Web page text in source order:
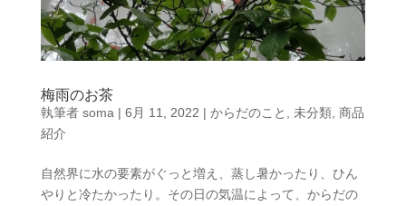
梅雨のお茶
執筆者 soma | 6月 11, 2022 | からだのこと 未分類, 商品
紹介
自然界に水の要素がぐっと増え、蒸し暑かったり、ひん
やりと冷たかったり。その日の気温によって、からだの